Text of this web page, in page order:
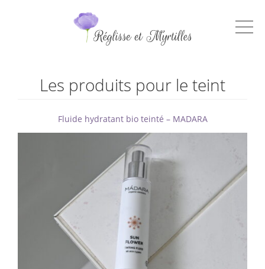
Les produits pour le teint
Fluide hydratant bio teinté – MADARA